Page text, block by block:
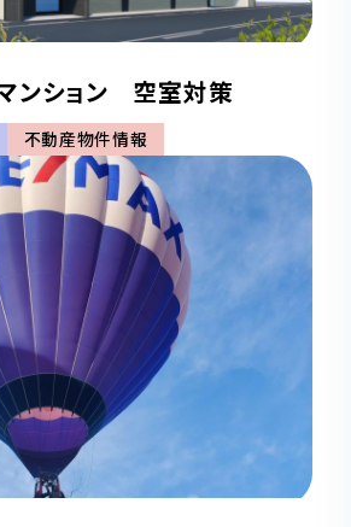
ンション 空室対策
不動産物件情報